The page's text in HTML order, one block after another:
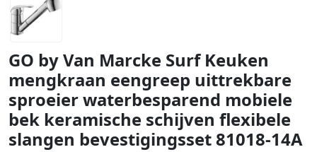
GO by Van Marcke Surf Keuken
mengkraan eengreep uittrekbare
sproeier waterbesparend mobiele
bek keramische schijven flexibele
slangen bevestigingsset 81018-14A